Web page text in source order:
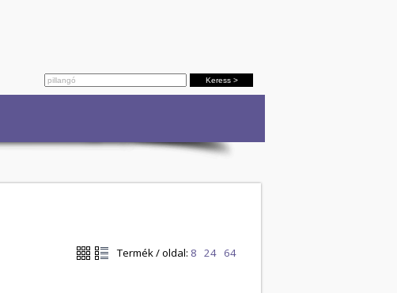
Termék / oldal: 8 24 64